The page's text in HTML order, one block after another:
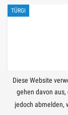
TÜRGI
Diese Website
gehen davon
jedoch abmelden,